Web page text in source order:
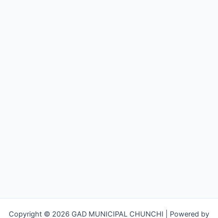
Copyright © 2026 GAD MUNICIPAL CHUNCHI | Powered by